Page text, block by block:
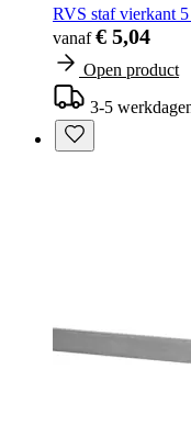
RVS staf vierkant
vanaf€ 5,04
Open product
3-5